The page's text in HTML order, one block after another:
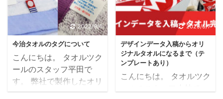
てみました。 プリント方
法 タオルツクールは、タ
オルの肌触りを重視して
染料プリントという方法
にこだわって制作してお
ります。 主にタオ ...
ント 染料プリント イン
クジェットプリント タオ
ルのプリント手法比較表
項目 顔料プリント 染料
プリント インクジェット
プリント ...
明袋入れ+30円/枚 熨斗
巻き透明袋+45円/枚 と
なっております。 各納品
方法について説明してい
きますね。 商品のみの納
品 透明な袋に入れない状
態で、綺麗にたたみ、段
ボール箱へ入れ発送いた
になります。 ※少量の再
注文の場合、割高になる
場合があります。 在庫が
切れたので再発注した
い・・・ 去年作ったタオ
ルを再発注したい・・・
追加注文が入ったので再
注文したい・・・ 基本的
2022/9/6
今治タオルのタグについて
こんにちは。 タオルツク
ールのスタッフ平田で
す。 弊社で製作したオリ
ジナルタオルには、すべ
2025/5/7
デザインデータ入稿からオリ
ジナルタオルになるまで（テ
ンプレートあり）
こんにちは。 タオルツク